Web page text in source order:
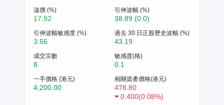
溢價 (%)
17.92
引伸波幅 (%)
38.89 (0.0)
引伸波幅敏感度 (%)
3.56
過去 30 日正股歷史波幅 (%)
43.19
成交宗數
8
敏感度(格)
0.1
一手價格 (港元)
4,200.00
相關資產價格(港元)
478.80
0.400(0.08%)